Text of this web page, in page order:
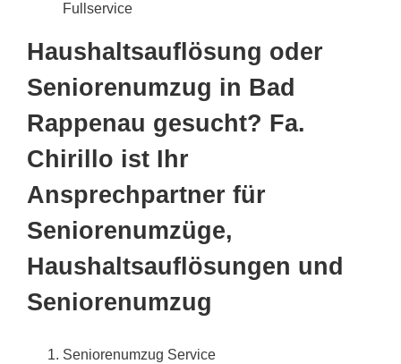
Fullservice
Haushaltsauflösung oder
Seniorenumzug in Bad
Rappenau gesucht? Fa.
Chirillo ist Ihr
Ansprechpartner für
Seniorenumzüge,
Haushaltsauflösungen und
Seniorenumzug
Seniorenumzug Service